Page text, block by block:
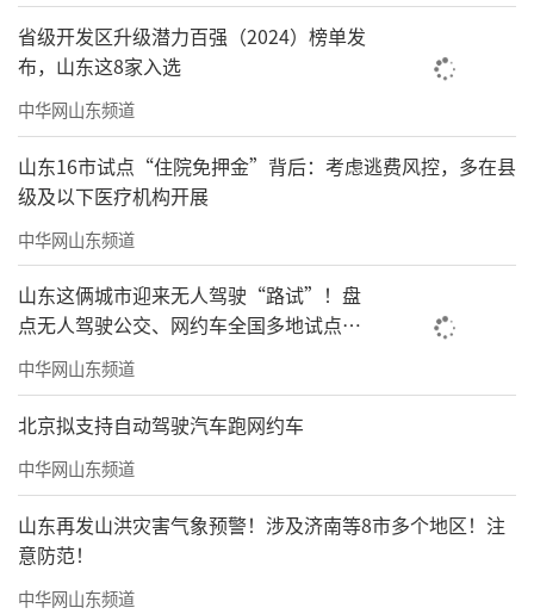
省级开发区升级潜力百强（2024）榜单发
布，山东这8家入选
中华网山东频道
山东16市试点“住院免押金”背后：考虑逃费风控，多在县
级及以下医疗机构开展
中华网山东频道
山东这俩城市迎来无人驾驶“路试”！盘
点无人驾驶公交、网约车全国多地试点之
路
中华网山东频道
北京拟支持自动驾驶汽车跑网约车
中华网山东频道
山东再发山洪灾害气象预警！涉及济南等8市多个地区！注
意防范！
中华网山东频道